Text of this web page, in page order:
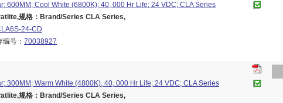
600MM; Cool White (6800K); 40, 000 Hr Life; 24 VDC; CLA Series
规格：Brand/Series CLA Series,
24-CD
号： 70038927
300MM; Warm White (4800K), 40, 000 Hr Life; 24 VDC; CLA Series
规格：Brand/Series CLA Series,